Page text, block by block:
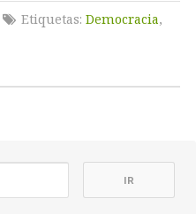
Etiquetas: Democracia,